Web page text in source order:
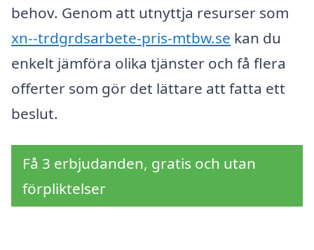
behov. Genom att utnyttja resurser som
xn--trdgrdsarbete-pris-mtbw.se kan du
enkelt jämföra olika tjänster och få flera
offerter som gör det lättare att fatta ett
beslut.
Få 3 erbjudanden, gratis och utan
förpliktelser